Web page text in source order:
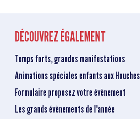
DÉCOUVREZ ÉGALEMENT
Temps forts, grandes manifestations
Animations spéciales enfants aux Houches
Formulaire proposez votre évènement
Les grands évènements de l'année